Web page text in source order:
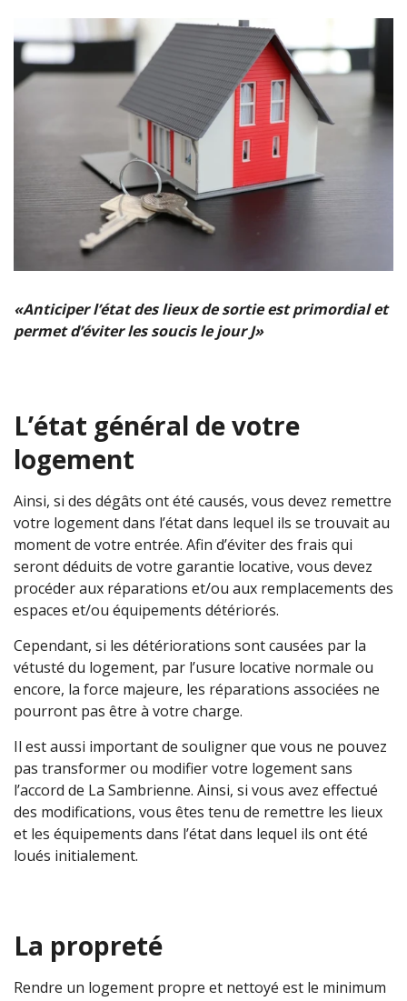
«Anticiper l’état des lieux de sortie est primordial et
permet d’éviter les soucis le jour J»
L’état général de votre
logement
Ainsi, si des dégâts ont été causés, vous devez remettre
votre logement dans l’état dans lequel ils se trouvait au
moment de votre entrée. Afin d’éviter des frais qui
seront déduits de votre garantie locative, vous devez
procéder aux réparations et/ou aux remplacements des
espaces et/ou équipements détériorés.
Cependant, si les détériorations sont causées par la
vétusté du logement, par l’usure locative normale ou
encore, la force majeure, les réparations associées ne
pourront pas être à votre charge.
Il est aussi important de souligner que vous ne pouvez
pas transformer ou modifier votre logement sans
l’accord de La Sambrienne. Ainsi, si vous avez effectué
des modifications, vous êtes tenu de remettre les lieux
et les équipements dans l’état dans lequel ils ont été
loués initialement.
La propreté
Rendre un logement propre et nettoyé est le minimum